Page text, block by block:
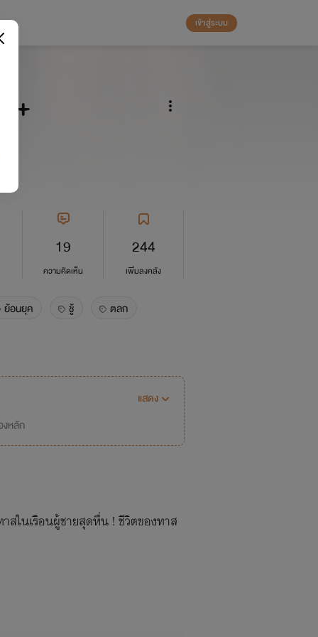
เข้าสู่ระบบ
19
ความคิดเห็น
244
เพิ่มลงคลัง
ย้อนยุค ชู้
ตลก
แสดง
งหลัก
สในเรือนผู้ชายสุดหื่น ! ชีวิตของทาส